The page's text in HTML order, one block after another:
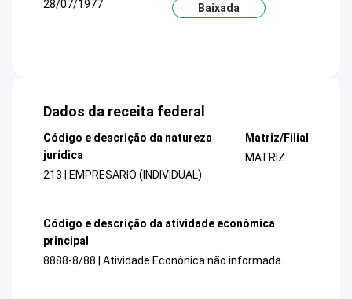
28/07/1977
Baixada
Dados da receita federal
Código e descrição da natureza
jurídica
213 | EMPRESARIO (INDIVIDUAL)
Matriz/Filial
MATRIZ
Código e descrição da atividade econômica
principal
8888-8/88 | Atividade Econônica não informada